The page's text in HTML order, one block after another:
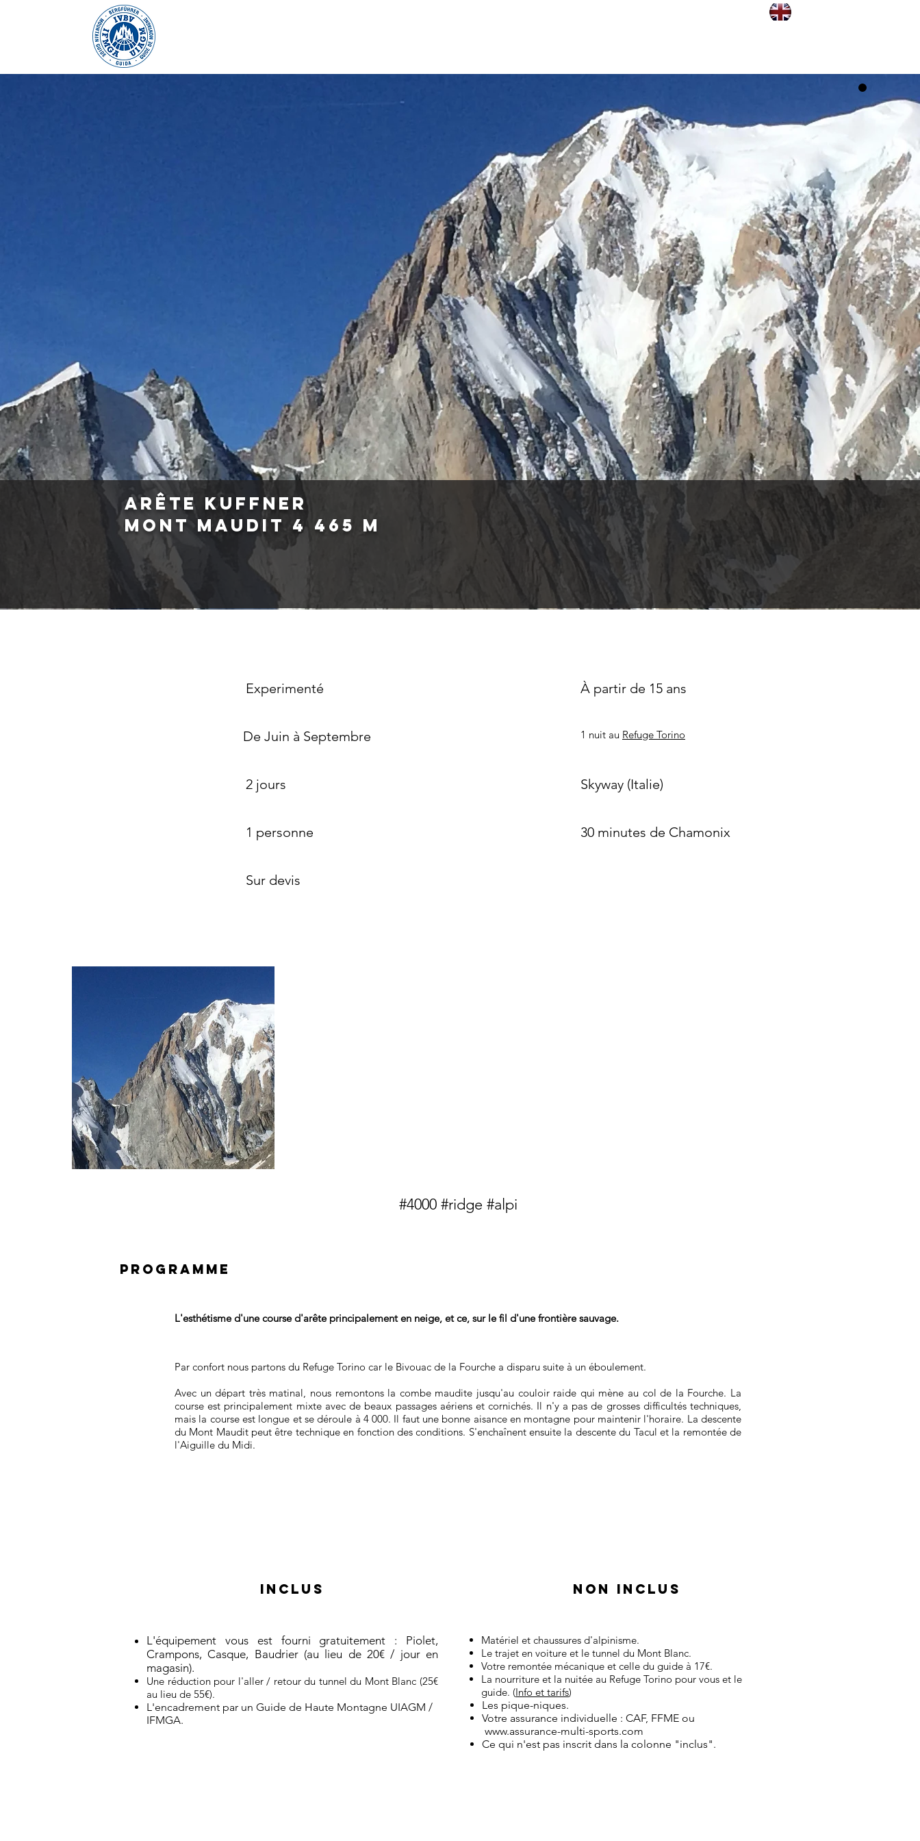
Arête Kuffner
Mont Maudit 4 465 m
Experimenté
2 jours
1 personne
Sur devis
À partir de 15 ans
Skyway (Italie)
30 minutes de Chamonix
De Juin à Septembre 1 nuit au Refuge Torino
#4000 #ridge #alpi
PROGRAMME
L'esthétisme d'une course d'arête principalement en neige, et ce, sur le fil d'une frontière sauvage.
Par confort nous partons du Refuge Torino car le Bivouac de la Fourche a disparu suite à un éboulement.
Avec un départ très matinal, nous remontons la combe maudite jusqu'au couloir raide qui mène au col de la Fourche. La
course est principalement mixte avec de beaux passages aériens et cornichés. Il n'y a pas de grosses difficultés techniques,
mais la course est longue et se déroule à 4 000. Il faut une bonne aisance en montagne pour maintenir l'horaire. La descente
du Mont Maudit peut être technique en fonction des conditions. S'enchaînent ensuite la descente du Tacul et la remontée de
l'Aiguille du Midi.
INCLUS
L'équipement vous est fourni gratuitement : Piolet,
Crampons, Casque, Baudrier (au lieu de 20€ / jour en
magasin).
Une réduction pour l'aller / retour du tunnel du Mont Blanc (25€
au lieu de 55€).
L'encadrement par un Guide de Haute Montagne UIAGM /
IFMGA.
NON INCLUS
Matériel et chaussures d'alpinisme.
Le trajet en voiture et le tunnel du Mont Blanc.
Votre remontée mécanique et celle du guide à 17€.
La nourriture et la nuitée au Refuge Torino pour vous et le
guide. (Info et tarifs)
​​Les pique-niques.​
Votre assurance individuelle : CAF, FFME ou
www.assurance-multi-sports.com
Ce qui n'est pas inscrit dans la colonne "inclus".